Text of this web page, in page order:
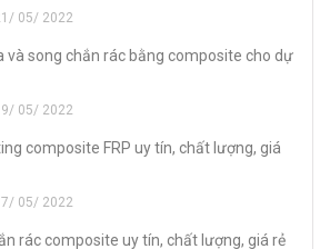
05/ 2022
và song chắn rác bằng composite cho dự
05/ 2022
composite FRP uy tín, chất lượng, giá
05/ 2022
rác composite uy tín, chất lượng, giá rẻ